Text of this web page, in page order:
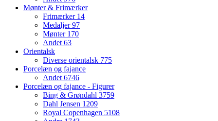
Mønter & Frimærker
Frimærker 14
Medaljer97
Mønter 170
Andet63
Orientalsk
Diverse orientalsk 775
Porcelæn og fajance
Andet6746
Porcelæn og fajance - Figurer
Bing & Grøndahl 3759
Dahl Jensen 1209
Royal Copenhagen 5108